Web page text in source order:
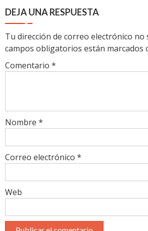
DEJA UNA RESPUESTA
Tu dirección de correo electrónico no
campos obligatorios están marcados
Comentario *
Nombre *
Correo electrónico *
Web